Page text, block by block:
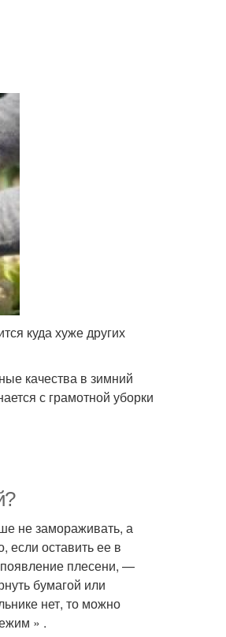
куда хуже других
качества в зимний
с грамотной уборки
не замораживать, а
если оставить ее в
плесени, —
бумагой или
нет, то можно
» .